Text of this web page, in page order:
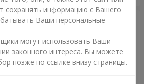
сохранять информацию с Вашего
Ваши персональные
могут использовать Ваши
законного интереса. Вы можете
позже по ссылке внизу страницы.